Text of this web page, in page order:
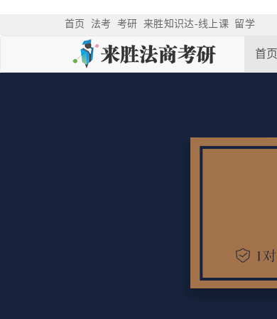
首页 法考 考研 来胜知识达-线上课 留学
首页